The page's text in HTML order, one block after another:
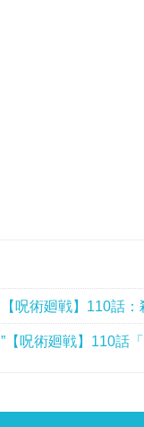
【呪術廻戦】110話
”【呪術廻戦】110話